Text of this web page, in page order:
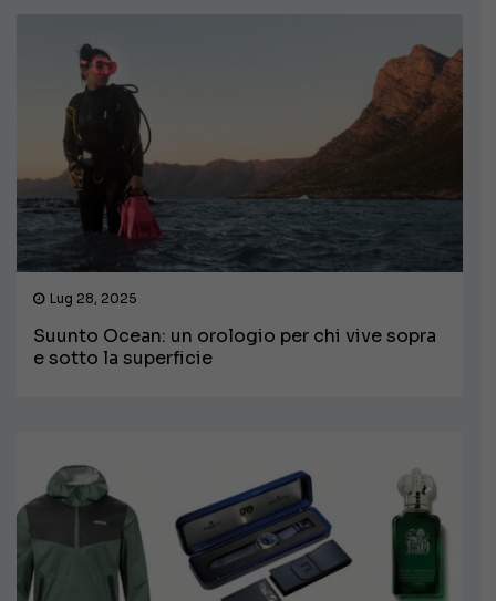
Lug 28, 2025
Suunto Ocean: un orologio per chi vive sopra
e sotto la superficie